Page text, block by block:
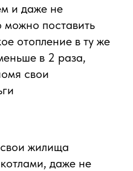
и даже не
можно поставить
отопление в ту же
в 2 раза,
свои
жилища
даже не